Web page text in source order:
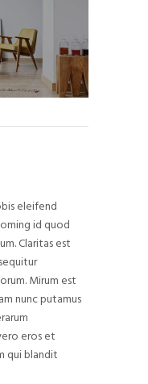
eleifend
id quod
Claritas est
Mirum est
nunc putamus
eros et
qui blandit